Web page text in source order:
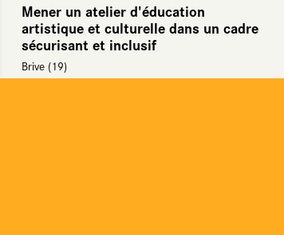
Mener un atelier d'éducation
artistique et culturelle dans un cadre
sécurisant et inclusif
Brive (19)